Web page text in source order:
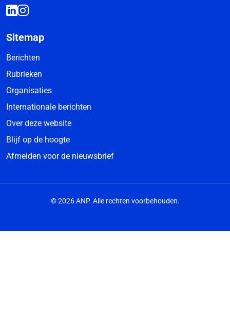
Sitemap
Berichten
Rubrieken
Organisaties
Internationale berichten
Over deze website
Blijf op de hoogte
Afmelden voor de nieuwsbrief
© 2026 ANP. Alle rechten voorbehouden.